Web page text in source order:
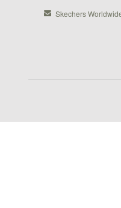
Skechers